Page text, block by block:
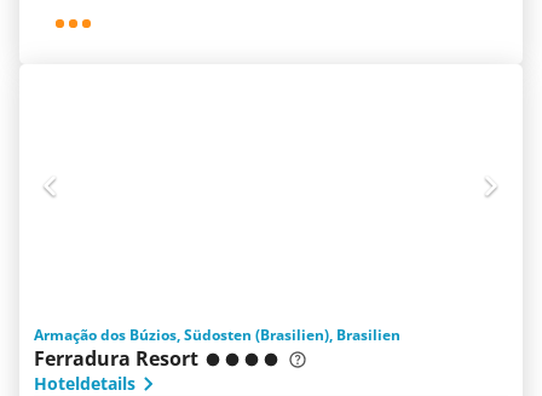
Armação dos Búzios, Südosten (Brasilien), Brasilien
Ferradura Resort
Hoteldetails